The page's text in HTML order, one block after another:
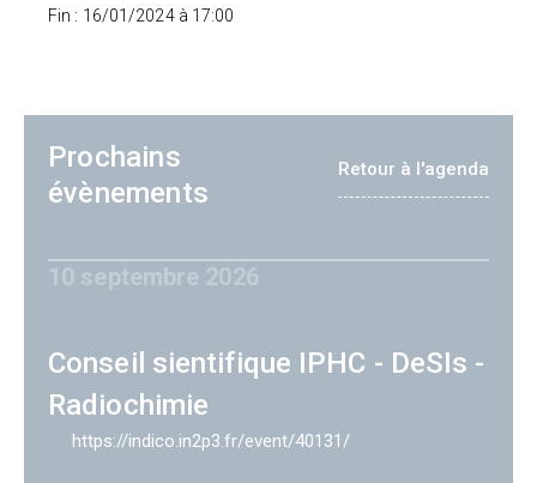
Fin : 16/01/2024 à 17:00
Prochains
évènements
Retour à l'agenda
10 septembre 2026
Conseil sientifique IPHC - DeSIs -
Radiochimie
https://indico.in2p3.fr/event/40131/